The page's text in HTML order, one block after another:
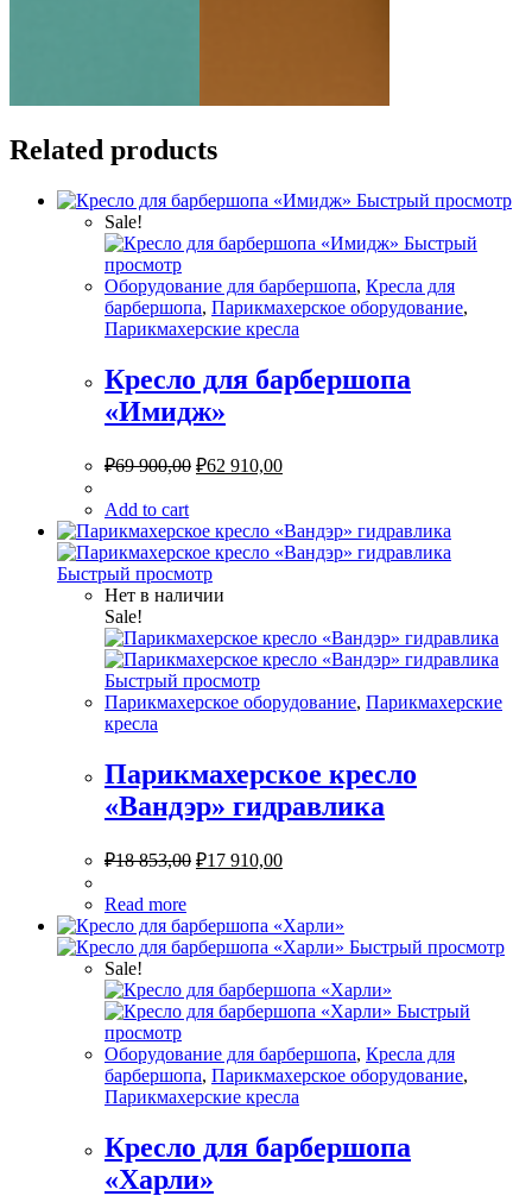
Related products
Быстрый просмотр
Sale!
Быстрый
просмотр
Оборудование для барбершопа, Кресла для
барбершопа, Парикмахерское оборудование,
Парикмахерские кресла
Кресло для барбершопа
«Имидж»
₽69 900,00 ₽62 910,00
Add to cart
Быстрый просмотр
Нет в наличии
Sale!
Быстрый просмотр
Парикмахерское оборудование, Парикмахерские
кресла
Парикмахерское кресло
«Вандэр» гидравлика
₽18 853,00 ₽17 910,00
Read more
Быстрый просмотр
Sale!
Быстрый
просмотр
Оборудование для барбершопа, Кресла для
барбершопа, Парикмахерское оборудование,
Парикмахерские кресла
Кресло для барбершопа
«Харли»